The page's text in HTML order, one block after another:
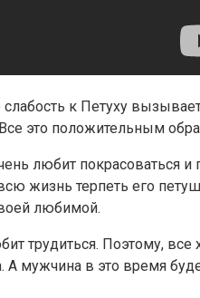
к Петуху
это положительным
любит
жизнь терпеть его
любимой.
трудиться. Поэтому,
А мужчина в это время